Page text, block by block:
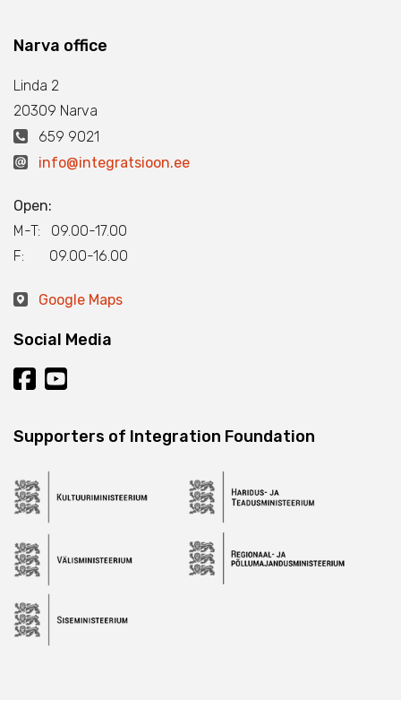
Narva office
Linda 2
20309 Narva
659 9021
info@integratsioon.ee
Open:
M-T: 09.00-17.00
F: 09.00-16.00
Google Maps
Social Media
Supporters of Integration Foundation